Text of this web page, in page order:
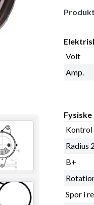
Volt
Amp.
Radius 2
B+
Spor i